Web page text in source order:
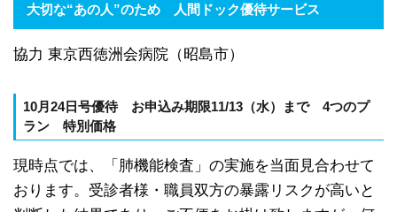
大切な“あの人”のため 人間ドック優待サービス
協力 東京西徳洲会病院（昭島市）
10月24日号優待 お申込み期限11/13（水） まで 4つのプ
ラン 特別価格
現時点では、「肺機能検査」の実施を当面見合わせて
おります。受診者様・職員双方の暴露リスクが高いと